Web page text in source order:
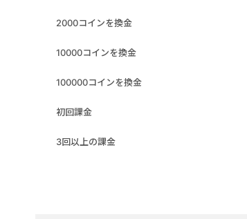
2000コインを換金
10000コインを換金
100000コインを換金
初回課金
3回以上の課金